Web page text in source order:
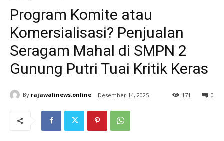
Program Komite atau
Komersialisasi? Penjualan
Seragam Mahal di SMPN 2
Gunung Putri Tuai Kritik Keras
By rajawalinews.online Desember 14, 2025 0
171